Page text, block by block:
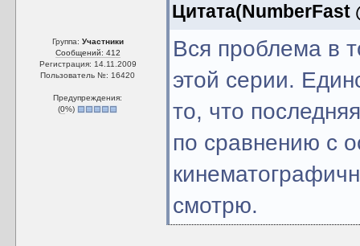
Группа: Участники
Сообщений: 412
Регистрация: 14.11.2009
Пользователь №: 16420
Предупреждения:
(0%)
Цитата(NumberFast
Вся проблема в
этой серии.
то, что
по сравнению с
смотрю.